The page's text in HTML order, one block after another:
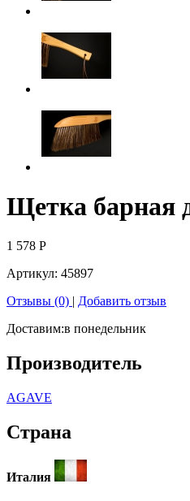
Щетка барная
1 578 Р
Артикул: 45897
Отзывы (0) | Добавить отзыв
Доставим:в понедельник
Производитель
AGAVE
Страна
Италия